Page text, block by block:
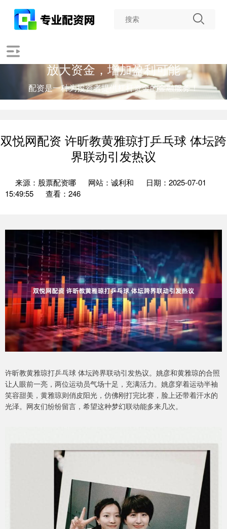
放大资金，增加盈利可能
配资是一种为投资者提供杠杆资金的金融服务！
双悦网配资 许昕教黄雅琼打乒乓球 体坛跨
界联动引发热议
来源：股票配资哪 网站：诚利和
日期：2025-07-01
15:49:55
查看：246
许昕教黄雅琼打乒乓球 体坛跨界联动引发热议。姚彦和黄雅琼的合照
让人眼前一亮，两位运动员气场十足，充满活力。姚彦穿着运动半袖
笑容甜美，黄雅琼则俏皮阳光，仿佛刚打完比赛，脸上还带着汗水的
光泽。网友们纷纷留言，希望这种梦幻联动能多来几次。